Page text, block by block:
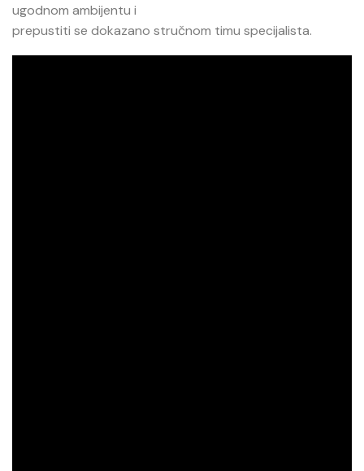
ugodnom ambijentu i
prepustiti se dokazano stručnom timu specijalista.